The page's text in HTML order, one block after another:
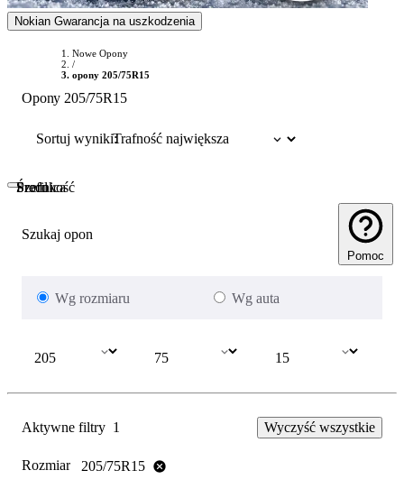
Nokian Gwarancja na uszkodzenia
Nowe Opony
/
opony 205/75R15
Opony 205/75R15
Sortuj wyniki:
Szukaj opon
Pomoc
Wg rozmiaru Wg auta
Szerokość
Profil
Średnica
Aktywne filtry 1 Wyczyść wszystkie
Rozmiar 205/75R15